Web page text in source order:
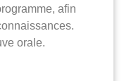
afin
orale.